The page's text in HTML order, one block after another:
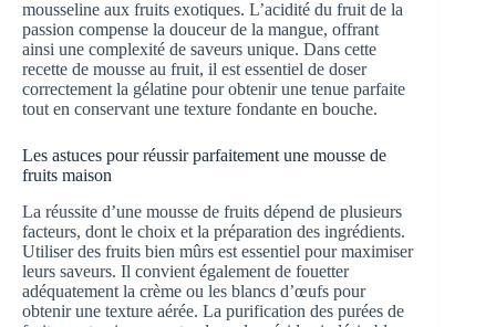
mousseline aux fruits exotiques. L’acidité du fruit de la
passion compense la douceur de la mangue, offrant
ainsi une complexité de saveurs unique. Dans cette
recette de mousse au fruit, il est essentiel de doser
correctement la gélatine pour obtenir une tenue parfaite
tout en conservant une texture fondante en bouche.
Les astuces pour réussir parfaitement une mousse de
fruits maison
La réussite d’une mousse de fruits dépend de plusieurs
facteurs, dont le choix et la préparation des ingrédients.
Utiliser des fruits bien mûrs est essentiel pour maximiser
leurs saveurs. Il convient également de fouetter
adéquatement la crème ou les blancs d’œufs pour
obtenir une texture aérée. La purification des purées de